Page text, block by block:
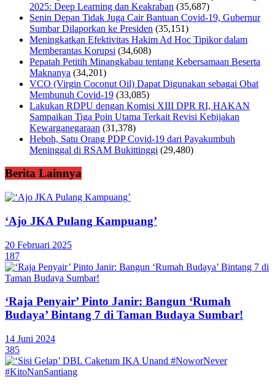
2025: Deep Learning dan Keakraban (35,687)
Senin Depan Tidak Juga Cair Bantuan Covid-19, Gubernur
Sumbar Dilaporkan ke Presiden (35,151)
Meningkatkan Efektivitas Hakim Ad Hoc Tipikor dalam
Memberantas Korupsi (34,608)
Pepatah Petitih Minangkabau tentang Kebersamaan Beserta
Maknanya (34,201)
VCO (Virgin Coconut Oil) Dapat Digunakan sebagai Obat
Membunuh Covid-19 (33,085)
Lakukan RDPU dengan Komisi XIII DPR RI, HAKAN
Sampaikan Tiga Poin Utama Terkait Revisi Kebijakan
Kewarganegaraan (31,378)
Heboh, Satu Orang PDP Covid-19 dari Payakumbuh
Meninggal di RSAM Bukittinggi (29,480)
Berita Lainnya
‘Ajo JKA Pulang Kampuang’
20 Februari 2025
187
‘Raja Penyair’ Pinto Janir: Bangun ‘Rumah
Budaya’ Bintang 7 di Taman Budaya Sumbar!
14 Juni 2024
385